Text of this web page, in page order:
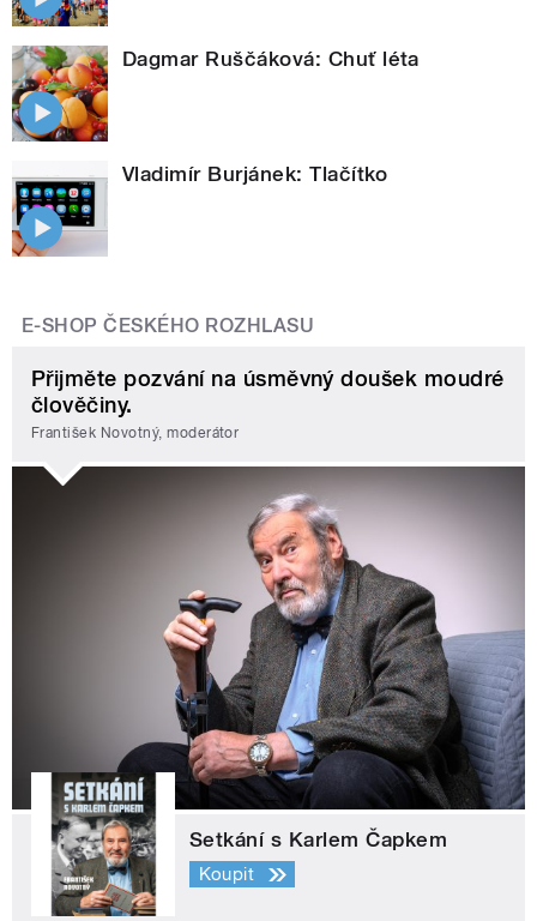
Dagmar Ruščáková: Chuť léta
Vladimír Burjánek: Tlačítko
E-SHOP ČESKÉHO ROZHLASU
Přijměte pozvání na úsměvný doušek moudré
člověčiny.
František Novotný, moderátor
Setkání s Karlem Čapkem
Koupit